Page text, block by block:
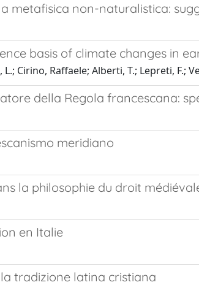
metafisica non-naturalistica:
basis of climate changes in
Cirino, Raffaele; Alberti, T.; Lepreti, F.;
della Regola francescana:
meridiano
la philosophie du droit
en Italie
tradizione latina cristiana